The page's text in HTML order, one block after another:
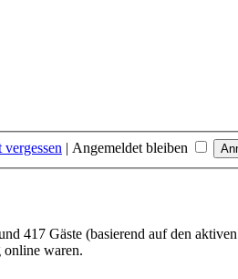
| Angemeldet bleiben
417 Gäste (basierend auf den
online waren.